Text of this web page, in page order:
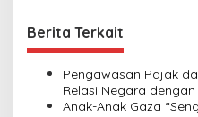
n
a
Berita Terkait
Pengawasan Pajak
Relasi Negara
Anak-Anak Gaza